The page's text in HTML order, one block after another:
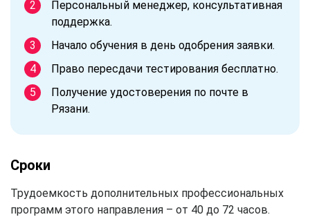
Персональный менеджер, консультативная
поддержка.
Начало обучения в день одобрения заявки.
Право пересдачи тестирования бесплатно.
Получение удостоверения по почте в
Рязани.
Сроки
Трудоемкость дополнительных профессиональных
программ этого направления – от 40 до 72 часов.